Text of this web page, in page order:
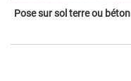
Pose sur sol terre ou béton